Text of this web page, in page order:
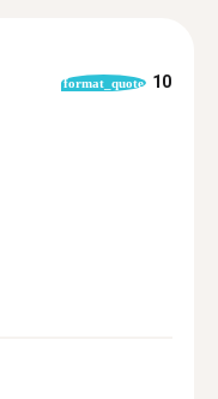
format_quote 10